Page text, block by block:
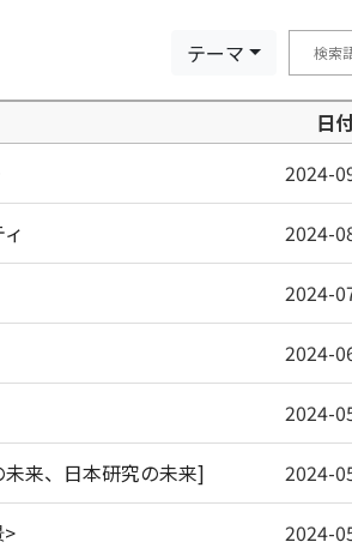
テーマ
日
2024-
2024-
2024-
2024-
2024-
来、日本研究の未来] 2024-
2024-